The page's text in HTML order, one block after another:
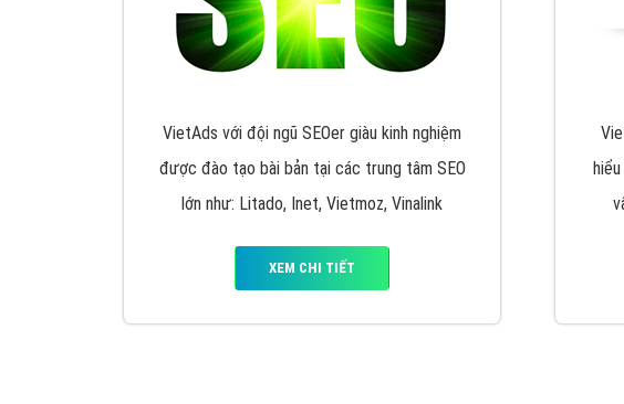
VietAds với đội ngũ SEOer giàu kinh nghiệm
được đào tạo bài bản tại các trung tâm SEO
lớn như: Litado, Inet, Vietmoz, Vinalink
XEM CHI TIẾT